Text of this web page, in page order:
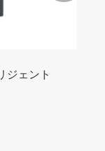
ジェント